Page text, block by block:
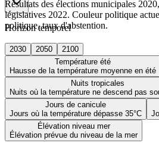
Horizon temporel
2030 2050
2100
Température été
Hausse de la température moyenne en été
Nuits tropicales
Nuits où la température ne descend pas
Jours de canicule
Jours où la température dépasse 35°C
Élévation niveau mer
Élévation prévue du niveau de la mer
Résultats des élections municipales
législatives 2022. Couleur politique
politique, taux d'abstention.